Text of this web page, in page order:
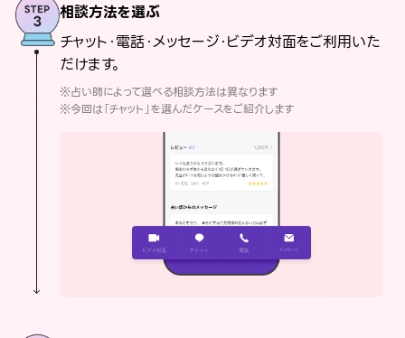
相談方法を選ぶ
チャット・電話・メッセージ・ビデオ対面をご利用いた
だけます。
※占い師によって選べる相談方法は異なります
※今回は「チャット」を選んだケースをご紹介します